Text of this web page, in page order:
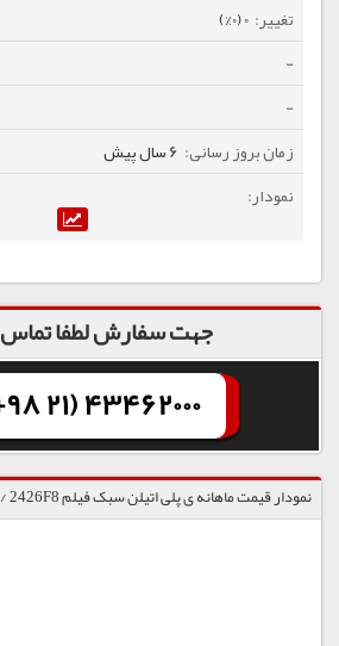
0 (0%)
-
-
6 سال پیش
جهت سفارش لطفا
21) 43462000
نمودار قیمت ماهانه ی پلی اتیلن سبک فیلم 2426F8 / پتروشیمی کردستان